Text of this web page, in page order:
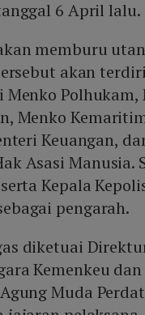
6 April lalu.
memburu
akan
Polhukam,
Menko
Keuangan,
Asasi Manusia.
Kepala
pengarah.
diketuai
Kemenkeu
Muda